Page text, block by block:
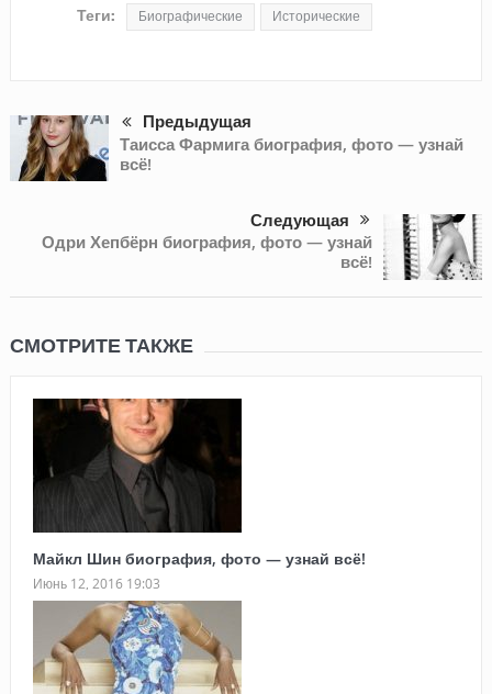
Теги: Биографические Исторические
Предыдущая
Таисса Фармига биография, фото — узнай
всё!
Следующая
Одри Хепбёрн биография, фото — узнай
всё!
СМОТРИТЕ ТАКЖЕ
Майкл Шин биография, фото — узнай всё!
Июнь 12, 2016 19:03